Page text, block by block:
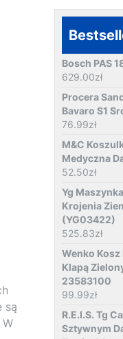
są
Bosch PAS
629.00zł
Procera
Bavaro S1
76.99zł
M&C
Medyczna
52.50zł
Yg
Krojenia
(YG03422)
525.83zł
Wenko Kosz
Klapą
23583100
99.99zł
R.E.I.S. Tg
Sztywnym